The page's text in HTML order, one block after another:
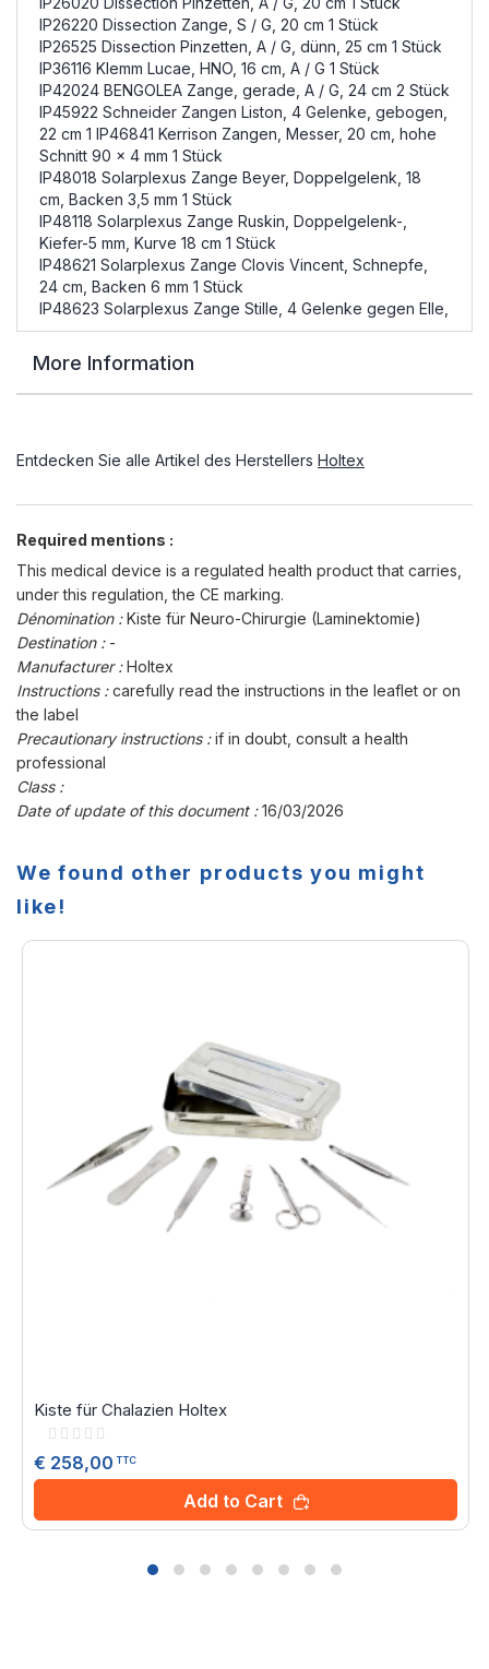
IP26220 Dissection Zange, S / G, 20 cm 1 Stück
IP26525 Dissection Pinzetten, A / G, dünn, 25 cm 1 Stück
IP36116 Klemm Lucae, HNO, 16 cm, A / G 1 Stück
IP42024 BENGOLEA Zange, gerade, A / G, 24 cm 2 Stück
IP45922 Schneider Zangen Liston, 4 Gelenke, gebogen,
22 cm 1 IP46841 Kerrison Zangen, Messer, 20 cm, hohe
Schnitt 90 x 4 mm 1 Stück
IP48018 Solarplexus Zange Beyer, Doppelgelenk, 18
cm, Backen 3,5 mm 1 Stück
IP48118 Solarplexus Zange Ruskin, Doppelgelenk-,
Kiefer-5 mm, Kurve 18 cm 1 Stück
IP48621 Solarplexus Zange Clovis Vincent, Schnepfe,
24 cm, Backen 6 mm 1 Stück
IP48623 Solarplexus Zange Stille, 4 Gelenke gegen Elle,
More Information
Entdecken Sie alle Artikel des Herstellers Holtex
Required mentions :
This medical device is a regulated health product that carries,
under this regulation, the CE marking.
Dénomination :Kiste für Neuro-Chirurgie (Laminektomie)
Destination : -
Manufacturer :Holtex
Instructions :carefully read the instructions in the leaflet or on
the label
Precautionary instructions :if in doubt, consult a health
professional
Class :
Date of update of this document :16/03/2026
We found other products you might
like!
Kiste für Chalazien Holtex
Rating:
€ 258,00 TTC
Add to Cart